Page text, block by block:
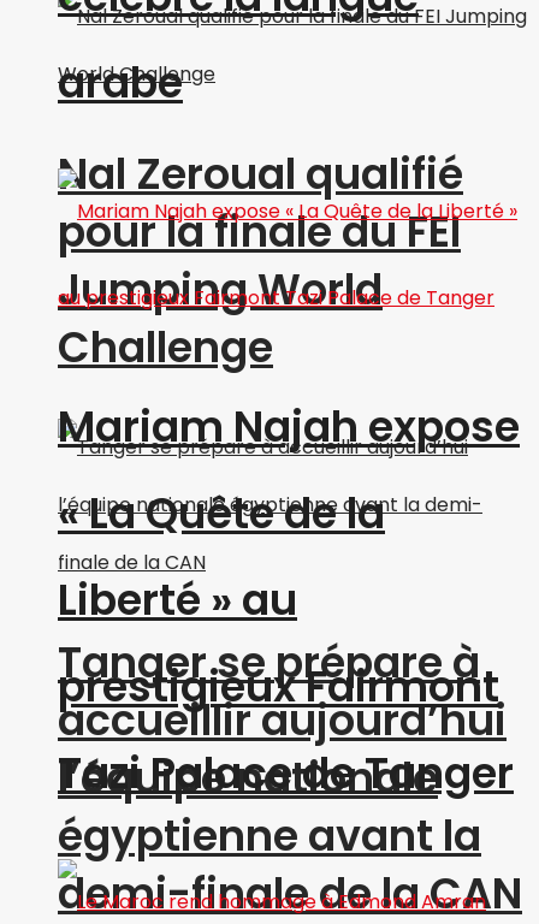
Nal Zeroual qualifié
pour la finale du FEI
Jumping World
Challenge
Tanger se prépare à
accueillir aujourd’hui
l’équipe nationale
égyptienne avant la
demi-finale de la CAN
arabe
Mariam Najah expose
« La Quête de la
Liberté » au
prestigieux Fairmont
Tazi Palace de Tanger